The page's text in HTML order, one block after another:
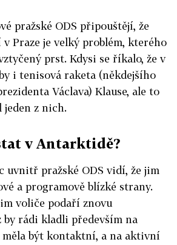
pražské ODS připouštějí, že
Praze je velký problém, kterého
prst. Kdysi se říkalo, že v
i tenisová raketa (někdejšího
Václava) Klause, ale to
jeden z nich.
v Antarktidě?
uvnitř pražské ODS vidí, že jim
a programově blízké strany.
voliče podaří znovu
by rádi kladli především na
měla být kontaktní, a na aktivní